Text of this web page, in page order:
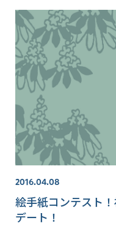
2016.04.08
絵手紙コンテスト
デート！